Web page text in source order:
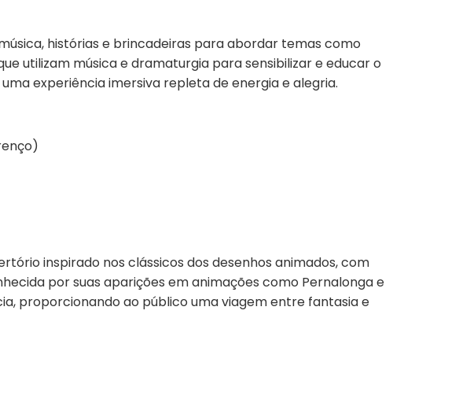
histórias e brincadeiras para abordar temas como
utilizam música e dramaturgia para sensibilizar e educar o
experiência imersiva repleta de energia e alegria.
inspirado nos clássicos dos desenhos animados, com
por suas aparições em animações como Pernalonga e
proporcionando ao público uma viagem entre fantasia e